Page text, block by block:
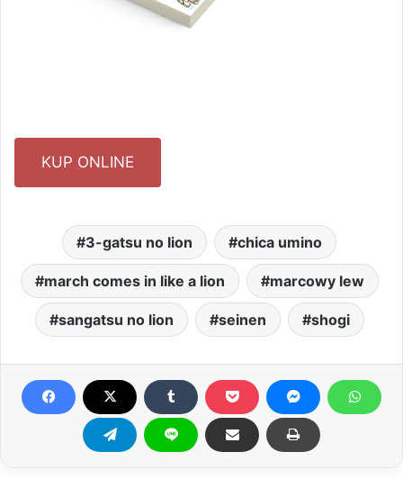
KUP ONLINE
3-gatsu no lion chica umino
march comes in like a lion marcowy lew
sangatsu no lion seinen shogi